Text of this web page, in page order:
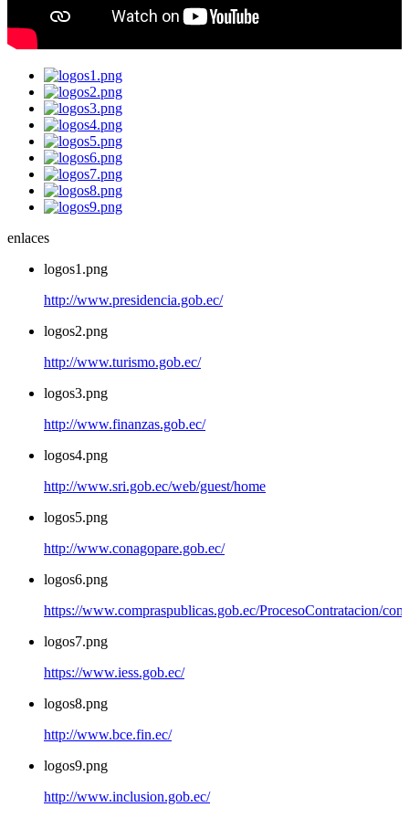
enlaces
logos1.png
http://www.presidencia.gob.ec/
logos2.png
http://www.turismo.gob.ec/
logos3.png
http://www.finanzas.gob.ec/
logos4.png
http://www.sri.gob.ec/web/guest/home
logos5.png
http://www.conagopare.gob.ec/
logos6.png
https://www.compraspublicas.gob.ec/ProcesoContratacion/
logos7.png
https://www.iess.gob.ec/
logos8.png
http://www.bce.fin.ec/
logos9.png
http://www.inclusion.gob.ec/